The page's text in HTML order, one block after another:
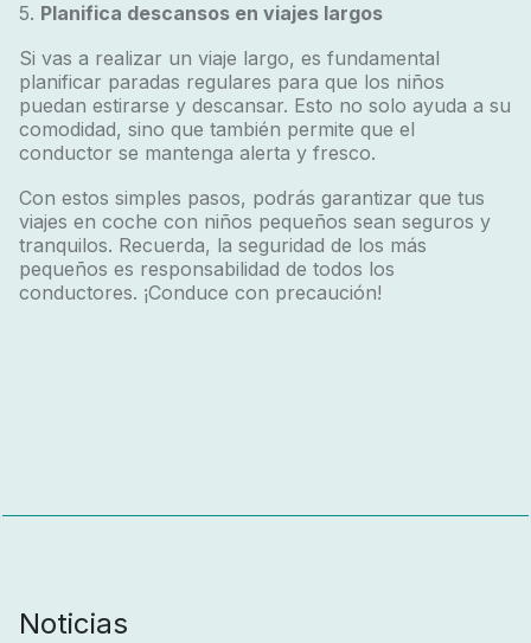
5. Planifica descansos en viajes largos
Si vas a realizar un viaje largo, es fundamental
planificar paradas regulares para que los niños
puedan estirarse y descansar. Esto no solo ayuda a su
comodidad, sino que también permite que el
conductor se mantenga alerta y fresco.
Con estos simples pasos, podrás garantizar que tus
viajes en coche con niños pequeños sean seguros y
tranquilos. Recuerda, la seguridad de los más
pequeños es responsabilidad de todos los
conductores. ¡Conduce con precaución!
Noticias